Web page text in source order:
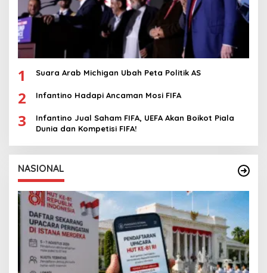
1 Suara Arab Michigan Ubah Peta Politik AS
2 Infantino Hadapi Ancaman Mosi FIFA
3
Infantino Jual Saham FIFA, UEFA Akan Boikot Piala
Dunia dan Kompetisi FIFA!
NASIONAL